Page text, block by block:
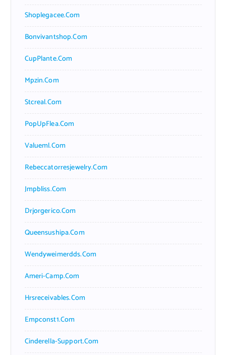
Shoplegacee.com
Bonvivantshop.com
CupPlante.com
Mpzin.com
Stcreal.com
PopUpFlea.com
Valueml.com
Rebeccatorresjewelry.com
Jmpbliss.com
Drjorgerico.com
Queensushipa.com
Wendyweimerdds.com
Ameri-Camp.com
Hrsreceivables.com
Empconst1.com
Cinderella-Support.com